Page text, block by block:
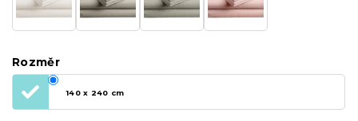
Rozměr
140 x 240 cm